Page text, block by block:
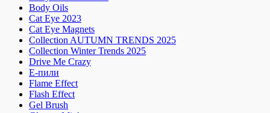
Body Oils
Cat Eye 2023
Cat Eye Magnets
Collection AUTUMN TRENDS 2025
Collection Winter Trends 2025
Drive Me Crazy
E-пили
Flame Effect
Flash Effect
Gel Brush